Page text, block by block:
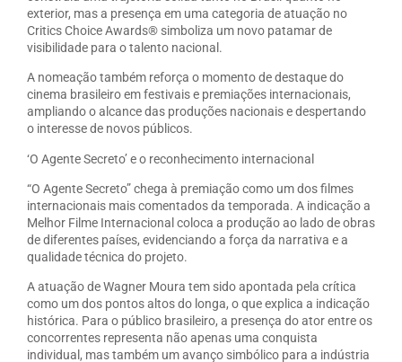
exterior, mas a presença em uma categoria de atuação no
Critics Choice Awards® simboliza um novo patamar de
visibilidade para o talento nacional.
A nomeação também reforça o momento de destaque do
cinema brasileiro em festivais e premiações internacionais,
ampliando o alcance das produções nacionais e despertando
o interesse de novos públicos.
‘O Agente Secreto’ e o reconhecimento internacional
“O Agente Secreto” chega à premiação como um dos filmes
internacionais mais comentados da temporada. A indicação a
Melhor Filme Internacional coloca a produção ao lado de obras
de diferentes países, evidenciando a força da narrativa e a
qualidade técnica do projeto.
A atuação de Wagner Moura tem sido apontada pela crítica
como um dos pontos altos do longa, o que explica a indicação
histórica. Para o público brasileiro, a presença do ator entre os
concorrentes representa não apenas uma conquista
individual, mas também um avanço simbólico para a indústria